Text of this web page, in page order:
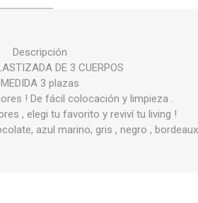
Descripción
DE 3 CUERPOS
MEDIDA 3 plazas
! De fácil colocación y limpieza .
, elegi tu favorito y reviví tu living !
azul marino, gris , negro ,